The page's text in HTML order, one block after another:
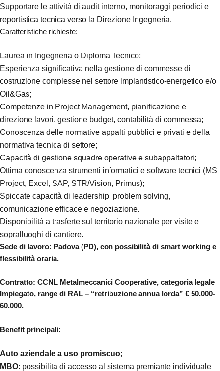
Supportare le attività di audit interno, monitoraggi periodici e
reportistica tecnica verso la Direzione Ingegneria.
Caratteristiche richieste:
Laurea in Ingegneria o Diploma Tecnico;
Esperienza significativa nella gestione di commesse di
costruzione complesse nel settore impiantistico-energetico e/o
Oil&Gas;
Competenze in Project Management, pianificazione e
direzione lavori, gestione budget, contabilità di commessa;
Conoscenza delle normative appalti pubblici e privati e della
normativa tecnica di settore;
Capacità di gestione squadre operative e subappaltatori;
Ottima conoscenza strumenti informatici e software tecnici (MS
Project, Excel, SAP, STR/Vision, Primus);
Spiccate capacità di leadership, problem solving,
comunicazione efficace e negoziazione.
Disponibilità a trasferte sul territorio nazionale per visite e
sopralluoghi di cantiere.
Sede di lavoro: Padova (PD), con possibilità di smart working e
flessibilità oraria.
Contratto: CCNL Metalmeccanici Cooperative, categoria legale
Impiegato, range di RAL – “retribuzione annua lorda” € 50.000-
60.000.
Benefit principali:
Auto aziendale a uso promiscuo;
MBO: possibilità di accesso al sistema premiante individuale